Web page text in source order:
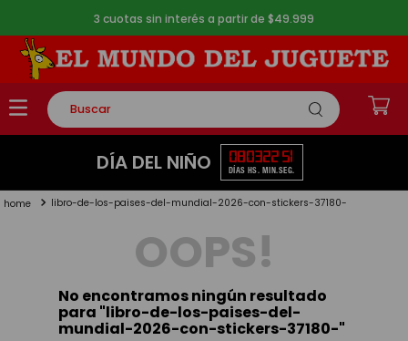
3 cuotas sin interés a partir de $49.999
Buscar
TÉRMINOS MÁS BUSCADOS
2.
lego
toy story
DÍA DEL NIÑO 08
DÍAS
03
HS.
22
MIN.
51
SEG.
libro-de-los-paises-del-mundial-2026-con-stickers-37180-
OOPS!
No encontramos ningún resultado
para "libro-de-los-paises-del-
mundial-2026-con-stickers-37180-"